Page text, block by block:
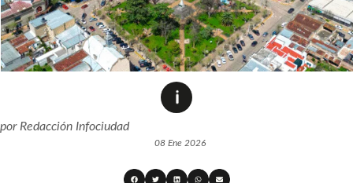
porRedacción Infociudad
08 Ene 2026